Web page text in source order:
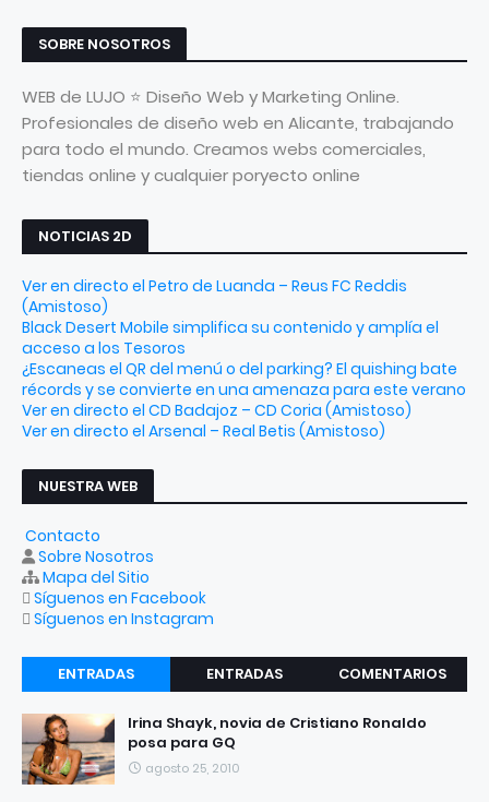
SOBRE NOSOTROS
WEB de LUJO ⭐ Diseño Web y Marketing Online.
Profesionales de diseño web en Alicante, trabajando
para todo el mundo. Creamos webs comerciales,
tiendas online y cualquier poryecto online
NOTICIAS 2D
Ver en directo el Petro de Luanda – Reus FC Reddis
(Amistoso)
Black Desert Mobile simplifica su contenido y amplía el
acceso a los Tesoros
¿Escaneas el QR del menú o del parking? El quishing bate
récords y se convierte en una amenaza para este verano
Ver en directo el CD Badajoz – CD Coria (Amistoso)
Ver en directo el Arsenal – Real Betis (Amistoso)
NUESTRA WEB
Contacto
Sobre Nosotros
Mapa del Sitio
Síguenos en Facebook
Síguenos en Instagram
ENTRADAS
ENTRADAS
COMENTARIOS
Irina Shayk, novia de Cristiano Ronaldo
posa para GQ
agosto 25, 2010